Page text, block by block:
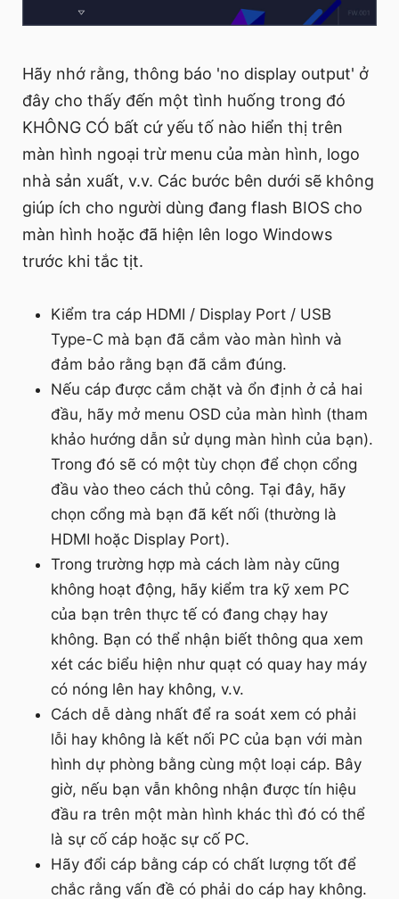
Hãy nhớ rằng, thông báo 'no display output' ở
đây cho thấy đến một tình huống trong đó
KHÔNG CÓ bất cứ yếu tố nào hiển thị trên
màn hình ngoại trừ menu của màn hình, logo
nhà sản xuất, v.v. Các bước bên dưới sẽ không
giúp ích cho người dùng đang flash BIOS cho
màn hình hoặc đã hiện lên logo Windows
trước khi tắc tịt.
Kiểm tra cáp HDMI / Display Port / USB
Type-C mà bạn đã cắm vào màn hình và
đảm bảo rằng bạn đã cắm đúng.
Nếu cáp được cắm chặt và ổn định ở cả hai
đầu, hãy mở menu OSD của màn hình (tham
khảo hướng dẫn sử dụng màn hình của bạn).
Trong đó sẽ có một tùy chọn để chọn cổng
đầu vào theo cách thủ công. Tại đây, hãy
chọn cổng mà bạn đã kết nối (thường là
HDMI hoặc Display Port).
Trong trường hợp mà cách làm này cũng
không hoạt động, hãy kiểm tra kỹ xem PC
của bạn trên thực tế có đang chạy hay
không. Bạn có thể nhận biết thông qua xem
xét các biểu hiện như quạt có quay hay máy
có nóng lên hay không, v.v.
Cách dễ dàng nhất để ra soát xem có phải
lỗi hay không là kết nối PC của bạn với màn
hình dự phòng bằng cùng một loại cáp. Bây
giờ, nếu bạn vẫn không nhận được tín hiệu
đầu ra trên một màn hình khác thì đó có thể
là sự cố cáp hoặc sự cố PC.
Hãy đổi cáp bằng cáp có chất lượng tốt để
chắc rằng vấn đề có phải do cáp hay không.